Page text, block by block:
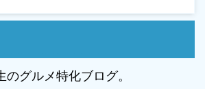
グルメ特化ブログ。